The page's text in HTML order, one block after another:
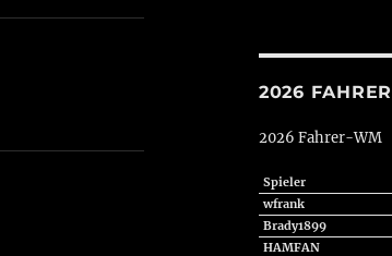
2026
2026 Fahrer-WM
Spieler
wfrank
Brady1899
HAMFAN